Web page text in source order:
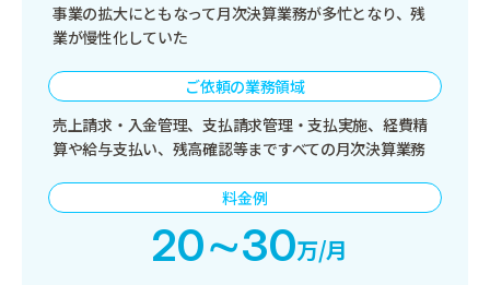
事業の拡大にともなって月次決算業務が多忙となり、残
業が慢性化していた
ご依頼の業務領域
売上請求・入金管理、支払請求管理・支払実施、経費精
算や給与支払い、残高確認等まですべての月次決算業務
料金例
20∼30万/月